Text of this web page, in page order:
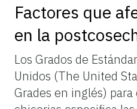
Factores que
en la
Los Grados de
Unidos (The United
Grades en inglés)